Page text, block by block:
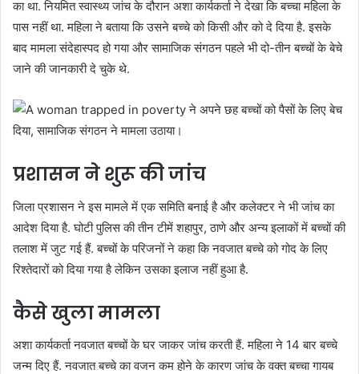
का था. नियमित स्वास्थ्य जांच के दौरान अशा कार्यकर्ता ने देखा कि बच्चा महिला के
पास नहीं था. महिला ने बताया कि उसने बच्चे को किसी और को दे दिया है. इसके
बाद मामला संदेहास्पद हो गया और सामाजिक संगठन पहले भी दो-तीन बच्चों के बेचे
जाने की जानकारी दे चुके थे.
प्रशासन ने शुरू की जांच
जिला प्रशासन ने इस मामले में एक समिति बनाई है और कलेक्टर ने भी जांच का
आदेश दिया है. घोटी पुलिस की तीन टीमें शहापुर, ठाणे और अन्य इलाकों में बच्चों की
तलाश में जुट गई हैं. बच्चों के परिजनों ने कहा कि नवजात बच्चे को गोद के लिए
रिश्तेदारों को दिया गया है लेकिन उसका इलाज नहीं हुआ है.
कैसे खुला मामला
अशा कार्यकर्ता नवजात बच्चों के घर जाकर जांच करती हैं. महिला ने 14 बार बच्चे
जन्म दिए हैं. नवजात बच्चे का वजन कम होने के कारण जांच के वक्त बच्चा गायब